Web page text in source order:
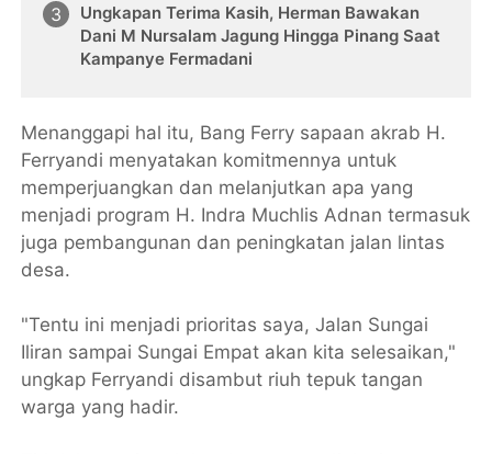
Ungkapan Terima Kasih, Herman Bawakan
Dani M Nursalam Jagung Hingga Pinang Saat
Kampanye Fermadani
Menanggapi hal itu, Bang Ferry sapaan akrab H.
Ferryandi menyatakan komitmennya untuk
memperjuangkan dan melanjutkan apa yang
menjadi program H. Indra Muchlis Adnan termasuk
juga pembangunan dan peningkatan jalan lintas
desa.
"Tentu ini menjadi prioritas saya, Jalan Sungai
Iliran sampai Sungai Empat akan kita selesaikan,"
ungkap Ferryandi disambut riuh tepuk tangan
warga yang hadir.